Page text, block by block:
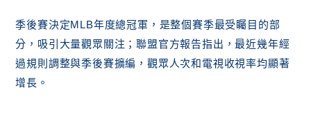
季後賽決定MLB年度總冠軍，是整個賽季最受矚目的部
分，吸引大量觀眾關注；聯盟官方報告指出，最近幾年經
過規則調整與季後賽擴編，觀眾人次和電視收視率均顯著
增長。